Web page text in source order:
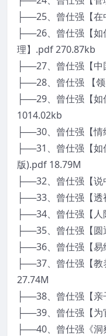
├──25、曾仕强【
├──26、曾仕强【
理】.pdf 270.87kb
├──27、曾仕强【
├──28、曾仕强 【
├──29、曾仕强【
1014.02kb
├──30、曾仕强【
├──31、曾仕强【
版).pdf 18.79M
├──32、曾仕强【
├──33、曾仕强【
├──34、曾仕强【
├──35、曾仕强【
├──36、曾仕强【
├──37、曾仕强【
27.74M
├──38、曾仕强【
├──39、曾仕强【
├──40、曾仕强《